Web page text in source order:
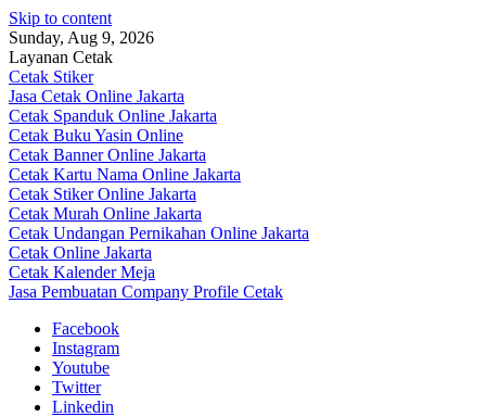
Skip to content
Sunday, Aug 9, 2026
Layanan Cetak
Cetak Stiker
Jasa Cetak Online Jakarta
Cetak Spanduk Online Jakarta
Cetak Buku Yasin Online
Cetak Banner Online Jakarta
Cetak Kartu Nama Online Jakarta
Cetak Stiker Online Jakarta
Cetak Murah Online Jakarta
Cetak Undangan Pernikahan Online Jakarta
Cetak Online Jakarta
Cetak Kalender Meja
Jasa Pembuatan Company Profile Cetak
Facebook
Instagram
Youtube
Twitter
Linkedin